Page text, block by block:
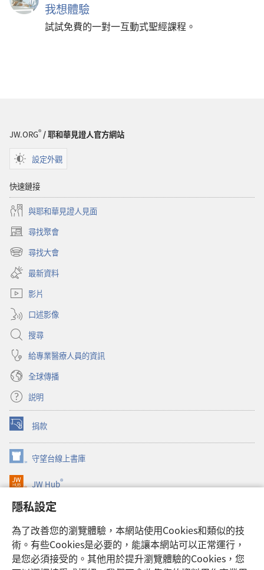
隱私設定
為了改善您的瀏覽體驗，本網站使用Cookies和類似的技
術。有些Cookies是必要的，能讓本網站可以正常運行，
是您必須接受的。其他用於提升瀏覽體驗的Cookies，您
我想體驗
試試免費的一對一互動式聖經課程。
JW.ORG®/ 耶和華見證人官方網站
設定外觀
快速鏈接
與耶和華見證人見面
尋找聚會
（開
啟
新
視
窗）
尋找大會
（開
啟
新
視
最新資料
影片
口述影像
搜尋
給專業醫療人員的資訊
全球傳播
説明
捐款
（開
啟
新
視
窗）
守望台線上書庫
（開
啟
新
窗）
JW Hub®
（開
啟
新
視
窗）
JW Library®
Watchtower Library